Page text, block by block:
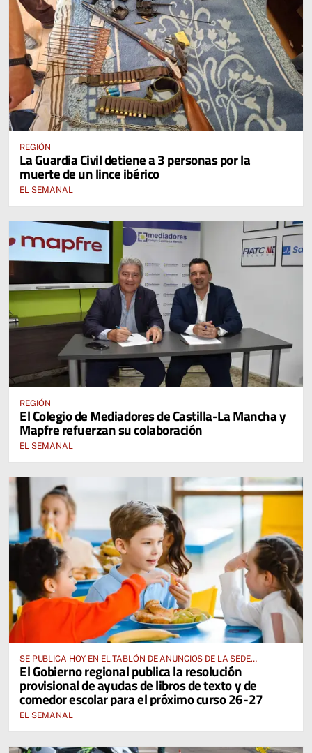
REGIÓN
La Guardia Civil detiene a 3 personas por la
muerte de un lince ibérico
EL SEMANAL
REGIÓN
El Colegio de Mediadores de Castilla-La Mancha y
Mapfre refuerzan su colaboración
EL SEMANAL
SE PUBLICA HOY EN EL TABLÓN DE ANUNCIOS DE LA SEDE
ELECTRÓNICA DE LA JUNTA DE COMUNIDADES Y EN EL PORTAL DE
EDUCACIÓN DE CASTILLA-LA MANCHA
El Gobierno regional publica la resolución
provisional de ayudas de libros de texto y de
comedor escolar para el próximo curso 26-27
EL SEMANAL